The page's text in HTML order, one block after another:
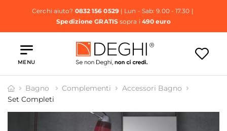
Cerchi aiuto? 0832 156 0529| Lun - Sab: 9.00 - 17.30 |
Spedizione GRATISsopra i 490 euro
MENU
Bagno Complementi
Accessori Bagno
Set Completi